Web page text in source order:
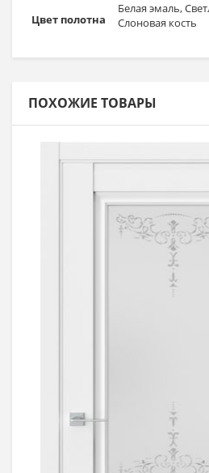
Цвет полотна
Белая эмаль,
Слоновая кость
ПОХОЖИЕ ТОВАРЫ